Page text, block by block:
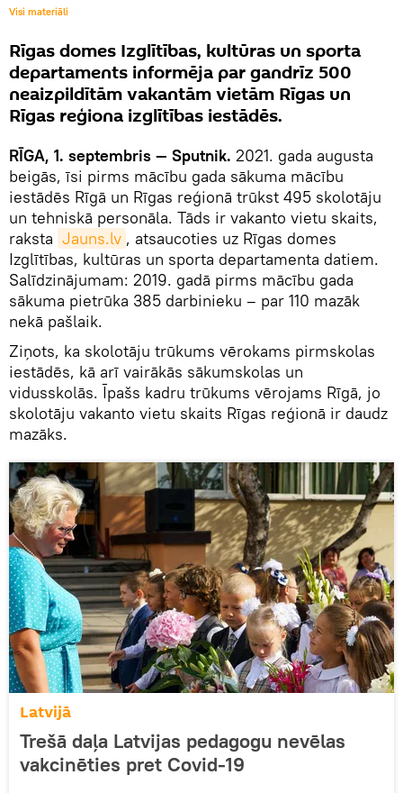
Visi materiāli
Rīgas domes Izglītības, kultūras un sporta
departaments informēja par gandrīz 500
neaizpildītām vakantām vietām Rīgas un
Rīgas reģiona izglītības iestādēs.
RĪGA, 1. septembris — Sputnik. 2021. gada augusta
beigās, īsi pirms mācību gada sākuma mācību
iestādēs Rīgā un Rīgas reģionā trūkst 495 skolotāju
un tehniskā personāla. Tāds ir vakanto vietu skaits,
raksta Jauns.lv , atsaucoties uz Rīgas domes
Izglītības, kultūras un sporta departamenta datiem.
Salīdzinājumam: 2019. gadā pirms mācību gada
sākuma pietrūka 385 darbinieku – par 110 mazāk
nekā pašlaik.
Ziņots, ka skolotāju trūkums vērokams pirmskolas
iestādēs, kā arī vairākās sākumskolas un
vidusskolās. Īpašs kadru trūkums vērojams Rīgā, jo
skolotāju vakanto vietu skaits Rīgas reģionā ir daudz
mazāks.
Latvijā
Trešā daļa Latvijas pedagogu nevēlas
vakcinēties pret Covid-19